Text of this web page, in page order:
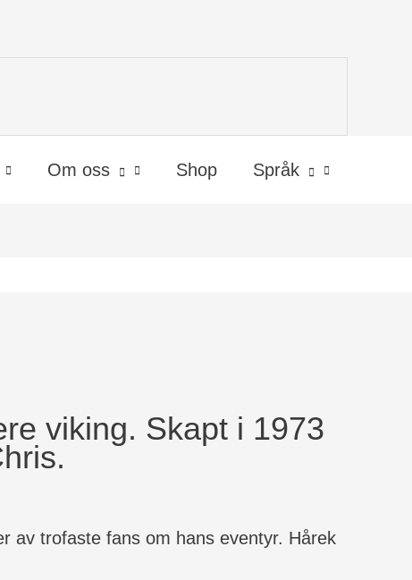
Om oss Shop Språk
viking. Skapt i 1973
av trofaste fans om hans eventyr. Hårek